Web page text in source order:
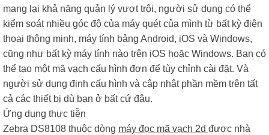
mang lại khả năng quản lý vượt trội, người sử dụng có thể
kiểm soát nhiều góc độ của máy quét của mình từ bất kỳ điện
thoại thông minh, máy tính bảng Android, iOS và Windows,
cũng như bất kỳ máy tính nào trên iOS hoặc Windows. Bạn có
thể tạo một mã vạch cấu hình đơn để tùy chỉnh cài đặt. Và
người sử dụng định cấu hình và cập nhật phần mềm trên tất
cả các thiết bị dù bạn ở bất cứ đâu.
Ứng dụng thực tiễn
Zebra DS8108 thuộc dòng máy đọc mã vạch 2d được nhà